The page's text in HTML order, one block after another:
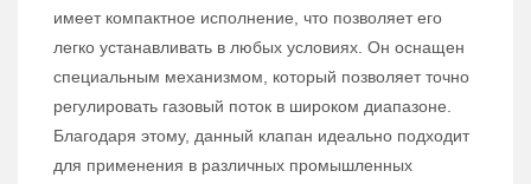
имеет компактное исполнение, что позволяет его
легко устанавливать в любых условиях. Он оснащен
специальным механизмом, который позволяет точно
регулировать газовый поток в широком диапазоне.
Благодаря этому, данный клапан идеально подходит
для применения в различных промышленных